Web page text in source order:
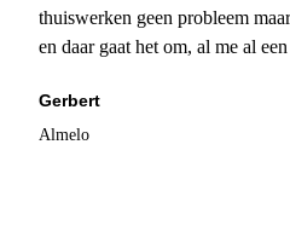
thuiswerken geen probleem
en daar gaat het om, al me al
Gerbert
Almelo